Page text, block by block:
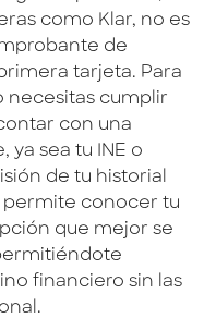
como Klar, no es
de
tarjeta. Para
necesitas cumplir
con una
sea tu INE o
de tu historial
permite conocer tu
que mejor se
financiero sin las